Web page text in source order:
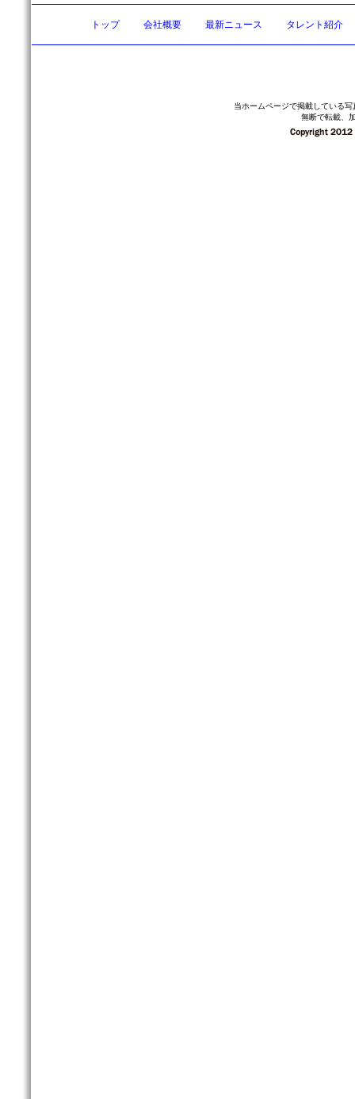
トップ 会社概要 最新ニュース タレント紹介
当ホームページで掲載している
無断で転載、